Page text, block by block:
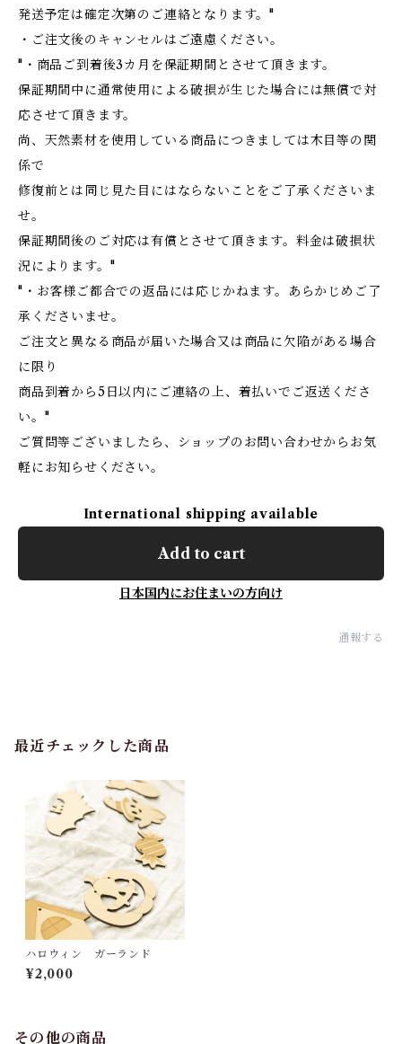
発送予定は確定次第のご連絡となります。"
・ご注文後のキャンセルはご遠慮ください。
"・商品ご到着後3カ月を保証期間とさせて頂きます。
保証期間中に通常使用による破損が生じた場合には無償で対
応させて頂きます。
尚、天然素材を使用している商品につきましては木目等の関
係で
修復前とは同じ見た目にはならないことをご了承くださいま
せ。
保証期間後のご対応は有償とさせて頂きます。料金は破損状
況によります。"
"・お客様ご都合での返品には応じかねます。あらかじめご了
承くださいませ。
ご注文と異なる商品が届いた場合又は商品に欠陥がある場合
に限り
商品到着から5日以内にご連絡の上、着払いでご返送くださ
い。"
ご質問等ございましたら、ショップのお問い合わせからお気
軽にお知らせください。
International shipping available
Add to cart
日本国内にお住まいの方向け
通報する
最近チェックした商品
ハロウィン ガーランド
¥2,000
その他の商品